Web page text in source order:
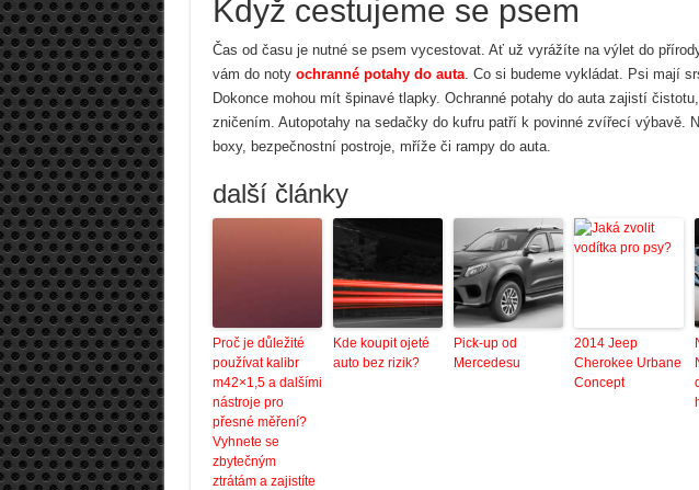
Když cestujeme se psem
Čas od času je nutné se psem vycestovat. Ať už vyrážíte na výlet do
vám do noty ochranné potahy do auta. Co si budeme vykládat. Psi mají
Dokonce mohou mít špinavé tlapky. Ochranné potahy do auta zajistí
zničením. Autopotahy na sedačky do kufru patří k povinné zvířecí výbavě.
boxy, bezpečnostní postroje, mříže či rampy do auta.
další články
Proč je důležité
používat kalibr
m42×1,5 a dalšími
nástroje pro
přesné měření?
Vyhnete se
zbytečným
ztrátám a zajistíte
Kde koupit ojeté
auto bez rizik?
Pick-up od
Mercedesu
2014 Jeep
Cherokee Urbane
Concept